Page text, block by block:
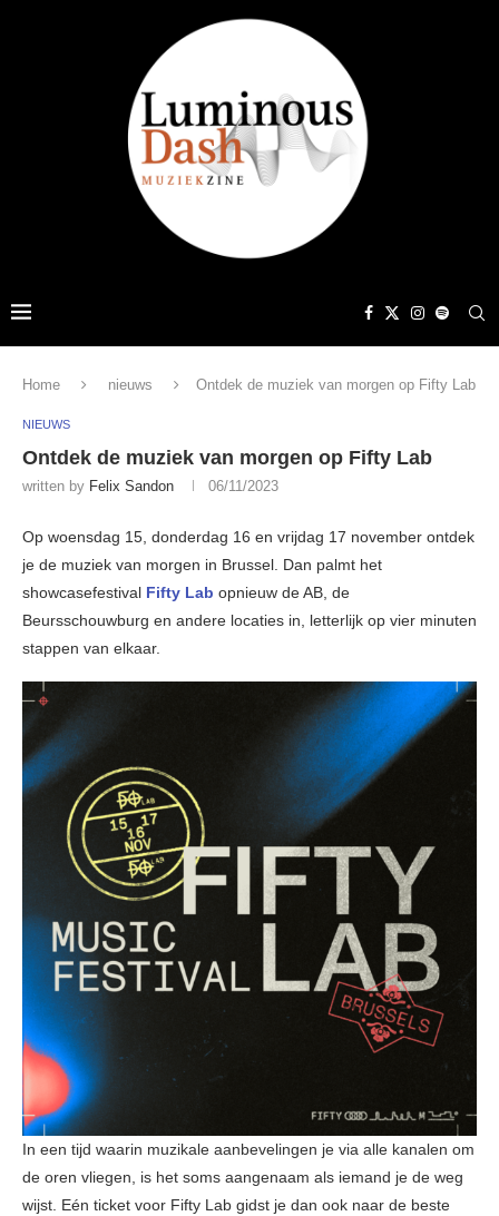
Home nieuws Ontdek de muziek van morgen op Fifty Lab
NIEUWS
Ontdek de muziek van morgen op Fifty Lab
written by Felix Sandon 06/11/2023
Op woensdag 15, donderdag 16 en vrijdag 17 november ontdek
je de muziek van morgen in Brussel. Dan palmt het
showcasefestival Fifty Lab opnieuw de AB, de
Beursschouwburg en andere locaties in, letterlijk op vier minuten
stappen van elkaar.
In een tijd waarin muzikale aanbevelingen je via alle kanalen om
de oren vliegen, is het soms aangenaam als iemand je de weg
wijst. Eén ticket voor Fifty Lab gidst je dan ook naar de beste